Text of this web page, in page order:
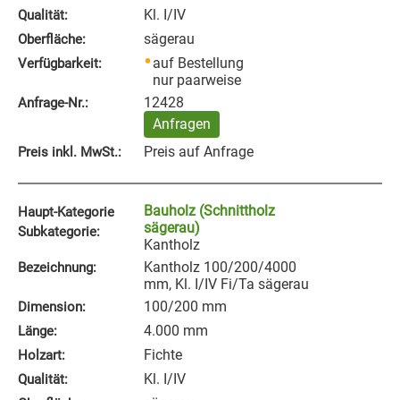
Qualität: Kl. I/IV
Oberfläche: sägerau
Verfügbarkeit:
auf Bestellung
nur paarweise
Anfrage‑Nr.:
12428
Anfragen
Preis inkl. MwSt.: Preis auf Anfrage
Haupt-Kategorie
Subkategorie:
Bauholz (Schnittholz
sägerau)
Kantholz
Bezeichnung:
Kantholz 100/200/4000
mm, Kl. I/IV Fi/Ta sägerau
Dimension: 100/200 mm
Länge: 4.000 mm
Holzart: Fichte
Qualität: Kl. I/IV